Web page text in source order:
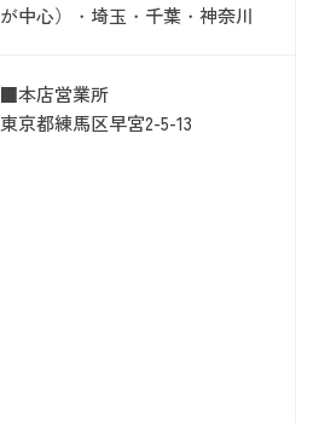
が中心）・埼玉・千葉・神奈川
■本店営業所
東京都練馬区早宮2-5-13